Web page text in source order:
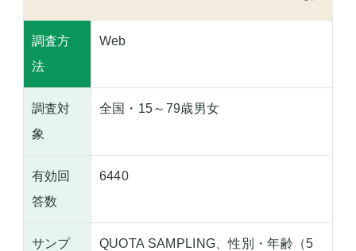
調査方
法
Web
調査対
象
全国・15～79歳男女
有効回
答数
6440
サンプ
QUOTA SAMPLING、性別・年齢（5